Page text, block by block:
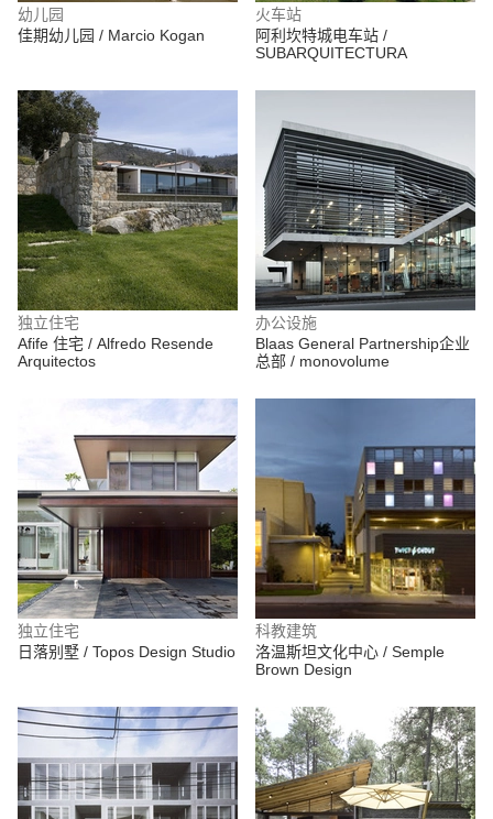
幼儿园
佳期幼儿园 / Marcio Kogan
火车站
阿利坎特城电车站 /
SUBARQUITECTURA
独立住宅
Afife 住宅 / Alfredo Resende
Arquitectos
办公设施
Blaas General Partnership企业
总部 / monovolume
独立住宅
日落别墅 / Topos Design Studio
科教建筑
洛温斯坦文化中心 / Semple
Brown Design